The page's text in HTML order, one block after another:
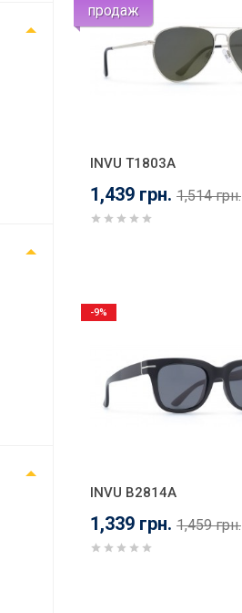
INVU T1803A
1,439 грн. 1,514 грн.
продаж
INVU B2814A
1,339 грн. 1,459 грн.
-9%